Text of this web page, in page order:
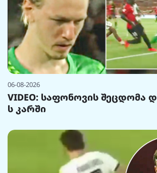
06-08-2026
VIDEO: საფონოვის შეცდომა
ს კარში